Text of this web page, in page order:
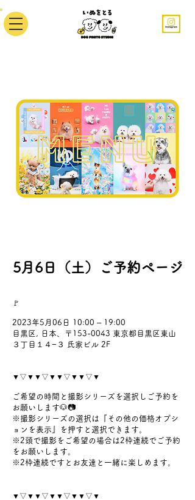
5月6日（土）ご予約ページ
🚩
2023年5月06日 10:00 – 19:00
目黒区, 日本、〒153-0043 東京都目黒区東山
３丁目１４−３ 氏家ビル 2F
▼▽▼▼▽▼▼▽▼▼▽▼
ご希望の時間と撮影シリーズを選択しご予約を
お願いします🐶📷
※撮影シリーズの選択は『その他の価格オプシ
ョンを表示』を押すと選択できます。
※2頭で撮影をご希望の場合は2枠連続でご予約
をお願いします。
※2枠連続ですとお友達と一緒に楽しめます。
▼▽▼▼▽▼▼▽▼▼▽▼